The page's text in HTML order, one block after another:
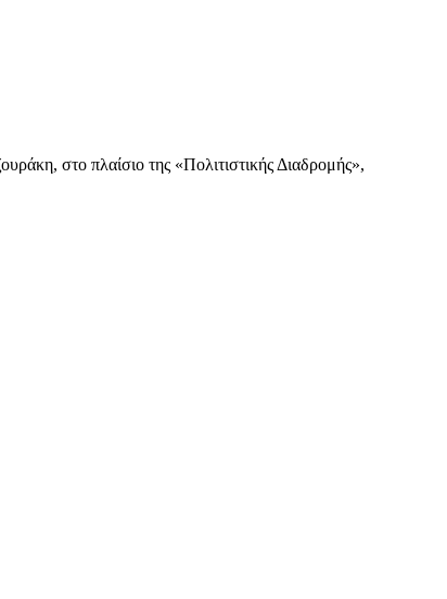
στο πλαίσιο της «Πολιτιστικής Διαδρομής»,